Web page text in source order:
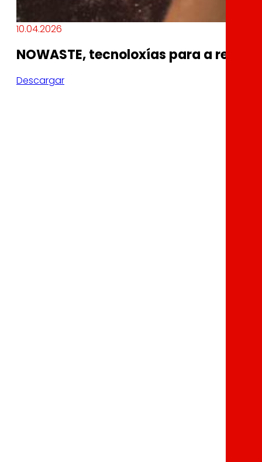
10.04.2026
NOWASTE, tecnoloxías para a
Descargar